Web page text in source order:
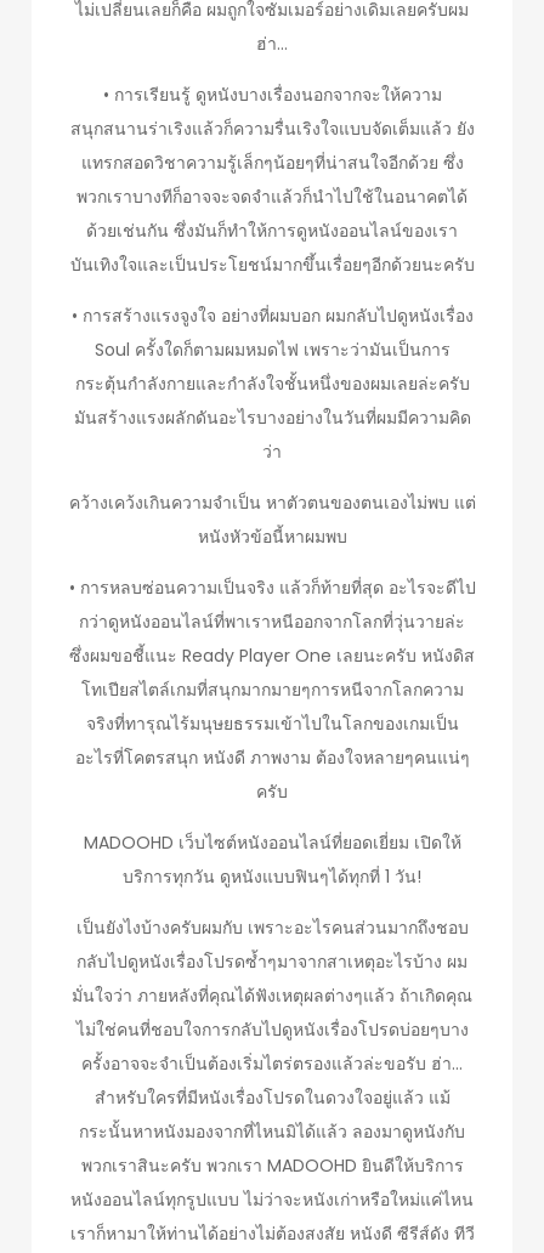
ไม่เปลี่ยนเลยก็คือ ผมถูกใจซัมเมอร์อย่างเดิมเลยครับผม
ฮ่า…
• การเรียนรู้ ดูหนังบางเรื่องนอกจากจะให้ความ
สนุกสนานร่าเริงแล้วก็ความรื่นเริงใจแบบจัดเต็มแล้ว ยัง
แทรกสอดวิชาความรู้เล็กๆน้อยๆที่น่าสนใจอีกด้วย ซึ่ง
พวกเราบางทีก็อาจจะจดจำแล้วก็นำไปใช้ในอนาคตได้
ด้วยเช่นกัน ซึ่งมันก็ทำให้การดูหนังออนไลน์ของเรา
บันเทิงใจและเป็นประโยชน์มากขึ้นเรื่อยๆอีกด้วยนะครับ
• การสร้างแรงจูงใจ อย่างที่ผมบอก ผมกลับไปดูหนังเรื่อง
Soul ครั้งใดก็ตามผมหมดไฟ เพราะว่ามันเป็นการ
กระตุ้นกำลังกายและกำลังใจชั้นหนึ่งของผมเลยล่ะครับ
มันสร้างแรงผลักดันอะไรบางอย่างในวันที่ผมมีความคิด
ว่า
คว้างเคว้งเกินความจำเป็น หาตัวตนของตนเองไม่พบ แต่
หนังหัวข้อนี้หาผมพบ
• การหลบซ่อนความเป็นจริง แล้วก็ท้ายที่สุด อะไรจะดีไป
กว่าดูหนังออนไลน์ที่พาเราหนีออกจากโลกที่วุ่นวายล่ะ
ซึ่งผมขอชี้แนะ Ready Player One เลยนะครับ หนังดิส
โทเปียสไตล์เกมที่สนุกมากมายๆการหนีจากโลกความ
จริงที่ทารุณไร้มนุษยธรรมเข้าไปในโลกของเกมเป็น
อะไรที่โคตรสนุก หนังดี ภาพงาม ต้องใจหลายๆคนแน่ๆ
ครับ
MADOOHD เว็บไซต์หนังออนไลน์ที่ยอดเยี่ยม เปิดให้
บริการทุกวัน ดูหนังแบบฟินๆได้ทุกที่ 1 วัน!
เป็นยังไงบ้างครับผมกับ เพราะอะไรคนส่วนมากถึงชอบ
กลับไปดูหนังเรื่องโปรดซ้ำๆมาจากสาเหตุอะไรบ้าง ผม
มั่นใจว่า ภายหลังที่คุณได้ฟังเหตุผลต่างๆแล้ว ถ้าเกิดคุณ
ไม่ใช่คนที่ชอบใจการกลับไปดูหนังเรื่องโปรดบ่อยๆบาง
ครั้งอาจจะจำเป็นต้องเริ่มไตร่ตรองแล้วล่ะขอรับ ฮ่า…
สำหรับใครที่มีหนังเรื่องโปรดในดวงใจอยู่แล้ว แม้
กระนั้นหาหนังมองจากที่ไหนมิได้แล้ว ลองมาดูหนังกับ
พวกเราสินะครับ พวกเรา MADOOHD ยินดีให้บริการ
หนังออนไลน์ทุกรูปแบบ ไม่ว่าจะหนังเก่าหรือใหม่แค่ไหน
เราก็หามาให้ท่านได้อย่างไม่ต้องสงสัย หนังดี ซีรีส์ดัง ทีวี